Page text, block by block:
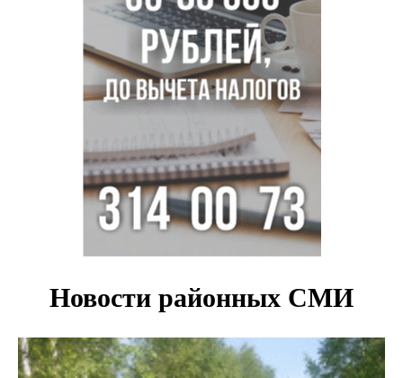
Новосибирские хирурги спасли сердце восьмиклассницы
с донорским клапаном